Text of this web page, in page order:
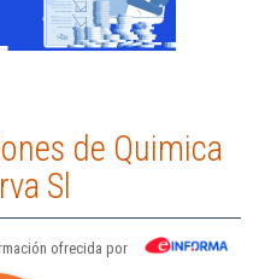
de Quimica
Sl
ofrecida por